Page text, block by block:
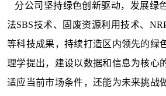
分公司坚持绿色创新驱动，发展绿
法SBS技术、固废资源利用技术、
等科技成果，持续打造区内领先的绿
理学提出，建设以数据和信息为核心
适应当前市场条件，还能为未来挑战